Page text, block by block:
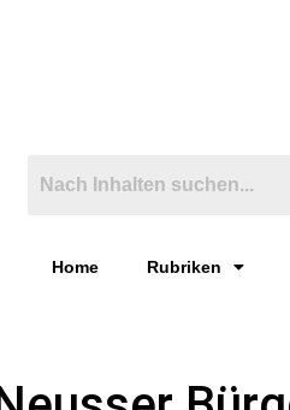
Home Rubriken